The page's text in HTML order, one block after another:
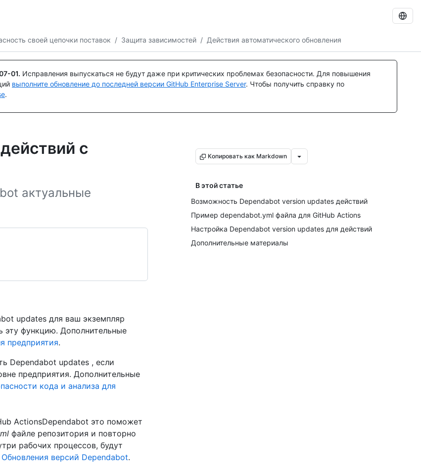
своей цепочки поставок / Защита зависимостей / Действия автоматического обновления
01. Исправления выпускаться не будут даже при критических проблемах безопасности. Для повышения
выполните обновление до последней версии GitHub Enterprise Server. Чтобы получить справку по
.
с
актуальные
Копировать как Markdown
В этой статье
Возможность Dependabot version updates действий
Пример dependabot.yml файла для GitHub Actions
Настройка Dependabot version updates для действий
Дополнительные материалы
updates для ваш экземпляр
эту функцию. Дополнительные
предприятия.
Dependabot updates , если
предприятия. Дополнительные
кода и анализа для
ActionsDependabot это поможет
файле репозитория и повторно
рабочих процессов, будут
Обновления версий Dependabot.